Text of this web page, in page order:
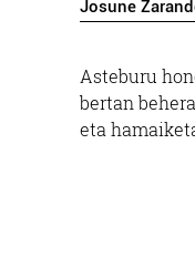
Josune
Asteburu
bertan
eta